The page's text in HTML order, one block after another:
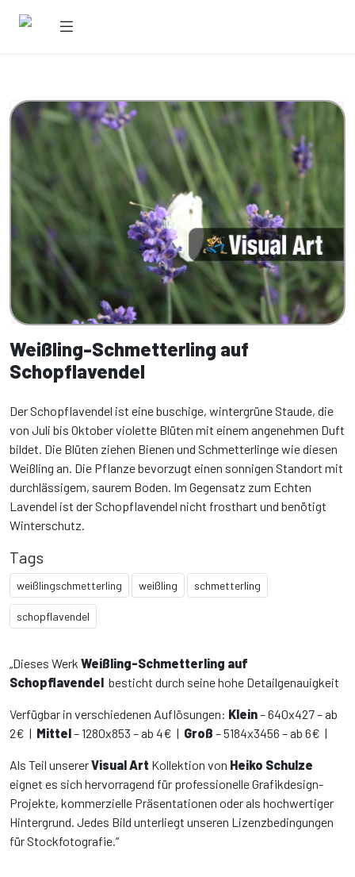
Weißling-Schmetterling auf
Schopflavendel
Der Schopflavendel ist eine buschige, wintergrüne Staude, die
von Juli bis Oktober violette Blüten mit einem angenehmen Duft
bildet. Die Blüten ziehen Bienen und Schmetterlinge wie diesen
Weißling an. Die Pflanze bevorzugt einen sonnigen Standort mit
durchlässigem, saurem Boden. Im Gegensatz zum Echten
Lavendel ist der Schopflavendel nicht frosthart und benötigt
Winterschutz.
Tags
weißlingschmetterling weißling schmetterling
schopflavendel
„Dieses Werk Weißling-Schmetterling auf
Schopflavendel besticht durch seine hohe Detailgenauigkeit
Verfügbar in verschiedenen Auflösungen: Klein– 640x427 – ab
2€ | Mittel– 1280x853 – ab 4€ | Groß – 5184x3456 – ab 6€ |
Als Teil unsererVisual Art Kollektion von Heiko Schulze
eignet es sich hervorragend für professionelle Grafikdesign-
Projekte, kommerzielle Präsentationen oder als hochwertiger
Hintergrund. Jedes Bild unterliegt unseren Lizenzbedingungen
für Stockfotografie.“